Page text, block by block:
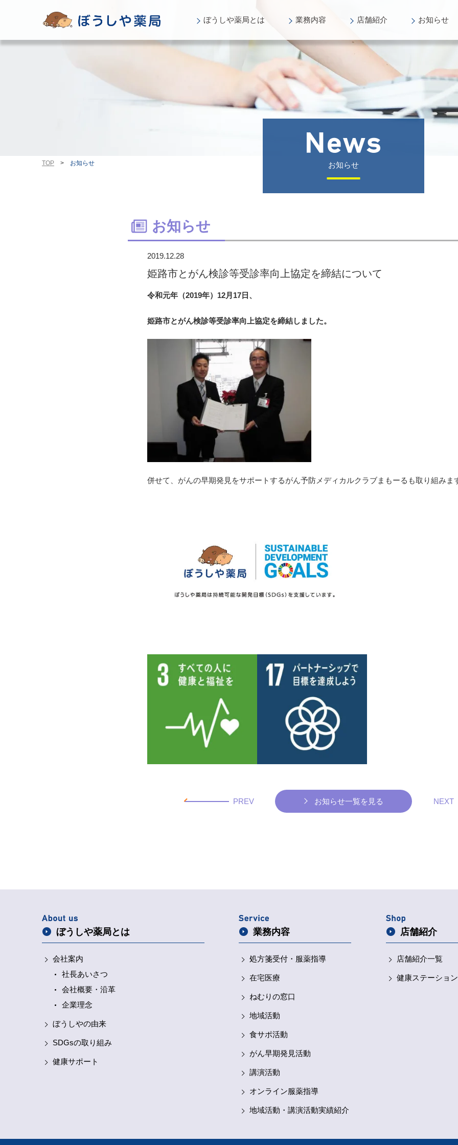
ぼうしや薬局とは 業務内容 店舗紹介 お知らせ
お知らせ
TOP > お知らせ
お知らせ
2019.12.28
姫路市とがん検診等受診率向上協定を締結について
令和元年（2019年）12月17日、
姫路市とがん検診等受診率向上協定を締結しました。
併せて、がんの早期発見をサポートするがん予防メディカルクラブまもーるも取り組みま
PREV お知らせ一覧を見る NEXT
ぼうしや薬局とは
会社案内
社長あいさつ
会社概要・沿革
企業理念
ぼうしやの由来
SDGsの取り組み
健康サポート
業務内容
処方箋受付・ 服薬指導
在宅医療
ねむりの窓口
地域活動
食サポ活動
がん早期発見活動
講演活動
オンライン服薬指導
地域活動・講演活動実績紹介
店舗紹介
店舗紹介一覧
健康ステーション